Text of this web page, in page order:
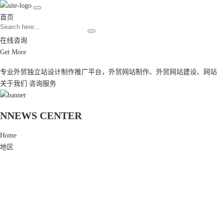
首页
在线咨询
Get More
专业外贸独立站设计制作推广平台， 外贸网站制作、 外贸网站建设、 网
关于我们
咨询服务
NNEWS CENTER
Home
地区